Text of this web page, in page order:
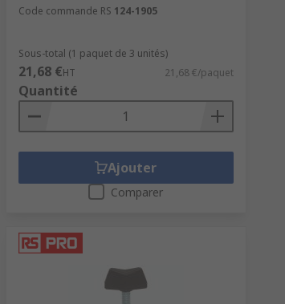
Code commande RS 124-1905
Sous-total (1 paquet de 3 unités)
21,68 €HT 21,68 €/paquet
Quantité
Ajouter
Comparer